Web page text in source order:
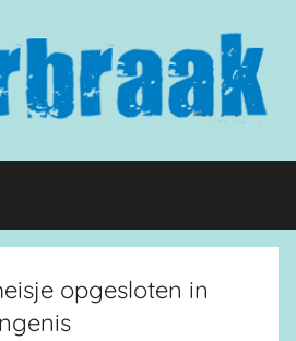
opgesloten in